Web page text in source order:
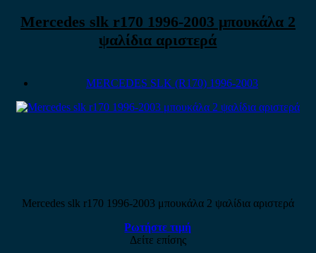
Mercedes slk r170 1996-2003 μπουκάλα 2
ψαλίδια αριστερά
MERCEDES SLK (R170) 1996-2003
Mercedes slk r170 1996-2003 μπουκάλα 2 ψαλίδια αριστερά
Ρωτήστε τιμή
Δείτε επίσης